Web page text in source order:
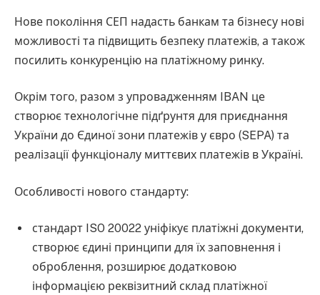
Нове покоління СЕП надасть банкам та бізнесу нові
можливості та підвищить безпеку платежів, а також
посилить конкуренцію на платіжному ринку.
Окрім того, разом з упровадженням IBAN це
створює технологічне підґрунтя для приєднання
України до Єдиної зони платежів у євро (SEPA) та
реалізації функціоналу миттєвих платежів в Україні.
Особливості нового стандарту:
стандарт ISO 20022 уніфікує платіжні документи,
створює єдині принципи для їх заповнення і
оброблення, розширює додатковою
інформацією реквізитний склад платіжної